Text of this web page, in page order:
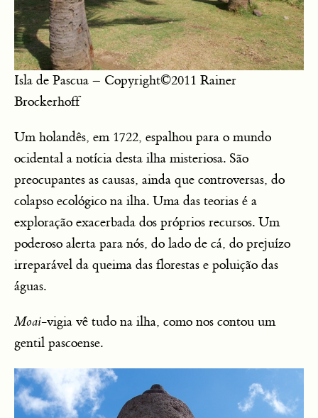
Isla de Pascua – Copyright©2011 Rainer
Brockerhoff
Um holandês, em 1722, espalhou para o mundo
ocidental a notícia desta ilha misteriosa. São
preocupantes as causas, ainda que controversas, do
colapso ecológico na ilha. Uma das teorias é a
exploração exacerbada dos próprios recursos. Um
poderoso alerta para nós, do lado de cá, do prejuízo
irreparável da queima das florestas e poluição das
águas.
Moai-vigia vê tudo na ilha, como nos contou um
gentil pascoense.